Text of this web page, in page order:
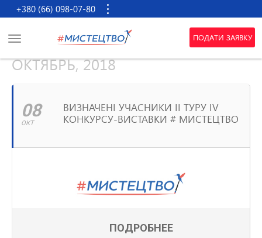
+380 (66) 098-07-80
ПОДАТИ ЗАЯВКУ
ОКТЯБРЬ, 2018
08
ОКТ
ВИЗНАЧЕНІ УЧАСНИКИ II ТУРУ IV
КОНКУРСУ-ВИСТАВКИ # МИСТЕЦТВО
ПОДРОБНЕЕ